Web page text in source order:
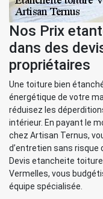
Nos Prix
dans des
propriétaires
Une toiture bien
énergétique de votre
réduisez les
intérieur. En payant le
chez Artisan Ternus,
d’entretien sans risque
Devis etancheite
Vermelles, vous
équipe spécialisée.